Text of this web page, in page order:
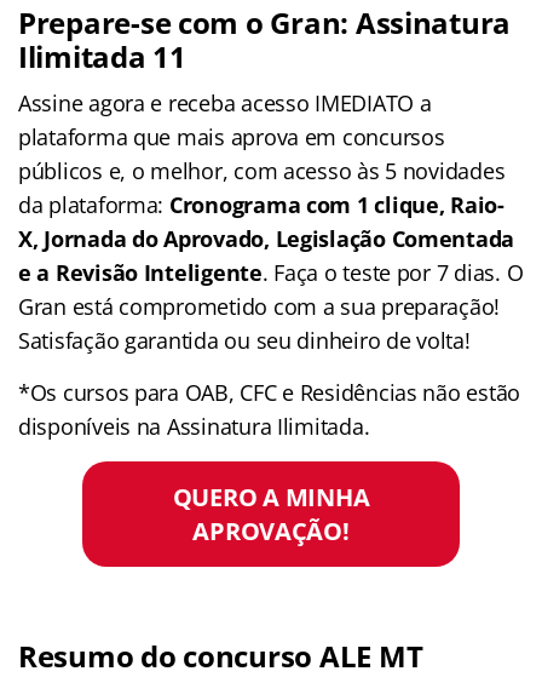
Prepare-se com o Gran: Assinatura
Ilimitada 11
Assine agora e receba acesso IMEDIATO a
plataforma que mais aprova em concursos
públicos e, o melhor, com acesso às 5 novidades
da plataforma: Cronograma com 1 clique, Raio-
X, Jornada do Aprovado, Legislação Comentada
e a Revisão Inteligente. Faça o teste por 7 dias. O
Gran está comprometido com a sua preparação!
Satisfação garantida ou seu dinheiro de volta!
*Os cursos para OAB, CFC e Residências não estão
disponíveis na Assinatura Ilimitada.
QUERO A MINHA
APROVAÇÃO!
Resumo do concurso ALE MT